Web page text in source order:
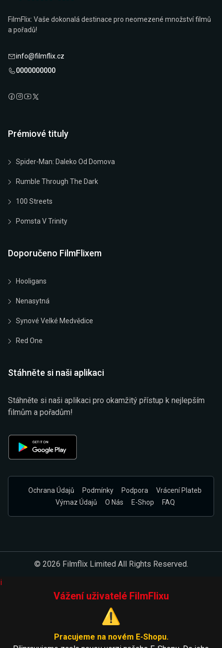
FilmFlix: Vaše dokonalá destinace pro neomezené množství filmů
a pořadů!
info@filmflix.cz
0000000000
Prémiové tituly
Spider-Man: Daleko Od Domova
Rumble Through The Dark
100 Streets
Pomsta V Trinity
Doporučeno FilmFlixem
Hooligans
Nenasytná
Synové Velké Medvědice
Red One
Stáhněte si naši aplikaci
Stáhněte si naši aplikaci pro okamžitý přístup k nejlepším
filmům a pořadům!
Ochrana Údajů Podmínky Podpora
Vrácení Plateb
Výmaz Údajů
O Nás E-Shop FAQ
© 2026 Filmflix Limited All Rights Reserved.
i
Vážení uživatelé FilmFlixu
⚠️
Pracujeme na novém E-Shopu.